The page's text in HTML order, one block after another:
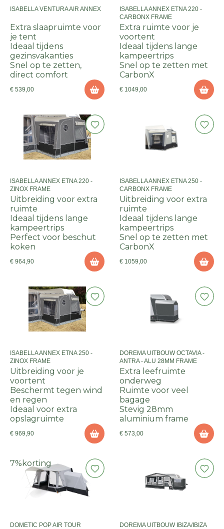
ISABELLA VENTURA AIR ANNEX
Extra slaapruimte voor
je tent
Ideaal tijdens
gezinsvakanties
Snel op te zetten,
direct comfort
€ 539,00
ISABELLA ANNEX ETNA 220 -
CARBONX FRAME
Extra ruimte voor je
voortent
Ideaal tijdens lange
kampeertrips
Snel op te zetten met
CarbonX
€ 1049,00
ISABELLA ANNEX ETNA 220 -
ZINOX FRAME
Uitbreiding voor extra
ruimte
Ideaal tijdens lange
kampeertrips
Perfect voor beschut
koken
€ 964,90
ISABELLA ANNEX ETNA 250 -
CARBONX FRAME
Uitbreiding voor extra
ruimte
Ideaal tijdens lange
kampeertrips
Snel op te zetten met
CarbonX
€ 1059,00
ISABELLA ANNEX ETNA 250 -
ZINOX FRAME
Uitbreiding voor je
voortent
Beschermt tegen wind
en regen
Ideaal voor extra
opslagruimte
€ 969,90
DOREMA UITBOUW OCTAVIA -
ANTRA - ALU 28MM FRAME
Extra leefruimte
onderweg
Ruimte voor veel
bagage
Stevig 28mm
aluminium frame
€ 573,00
7% korting
DOMETIC POP AIR TOUR
DOREMA UITBOUW IBIZA/IBIZA